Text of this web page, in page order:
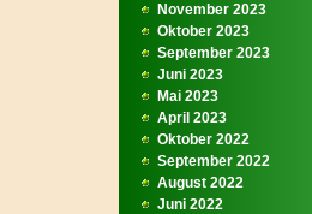
November 2023
Oktober 2023
September 2023
Juni 2023
Mai 2023
April 2023
Oktober 2022
September 2022
August 2022
Juni 2022